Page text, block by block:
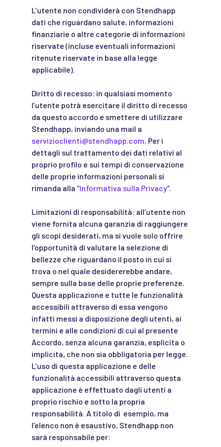
L’utente non condividerà con Stendhapp
dati che riguardano salute, informazioni
finanziarie o altre categorie di informazioni
riservate (incluse eventuali informazioni
ritenute riservate in base alla legge
applicabile).
Diritto di recesso: in qualsiasi momento
l’utente potrà esercitare il diritto di recesso
da questo accordo e smettere di utilizzare
Stendhapp, inviando una mail a
servizioclienti@stendhapp.com. Per i
dettagli sul trattamento dei dati relativi al
proprio profilo e sui tempi di conservazione
delle proprie informazioni personali si
rimanda alla “Informativa sulla Privacy”.
Limitazioni di responsabilità: all’utente non
viene fornita alcuna garanzia di raggiungere
gli scopi desiderati, ma si vuole solo offrire
l’opportunità di valutare la selezione di
bellezze che riguardano il posto in cui si
trova o nel quale desidererebbe andare,
sempre sulla base delle proprie preferenze.
Questa applicazione e tutte le funzionalità
accessibili attraverso di essa vengono
infatti messi a disposizione degli utenti, ai
termini e alle condizioni di cui al presente
Accordo, senza alcuna garanzia, esplicita o
implicita, che non sia obbligatoria per legge.
L’uso di questa applicazione e delle
funzionalità accessibili attraverso questa
applicazione è effettuato dagli utenti a
proprio rischio e sotto la propria
responsabilità. A titolo di esempio, ma
l’elenco non è esaustivo, Stendhapp non
sarà responsabile per: